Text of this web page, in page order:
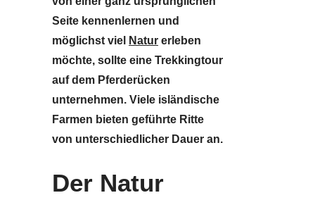
Seite kennenlernen und
möglichst viel
Natur erleben
möchte, sollte eine Trekkingtour
auf dem Pferderücken
unternehmen. Viele isländische
Farmen bieten geführte Ritte
von unterschiedlicher Dauer an.
Der Natur